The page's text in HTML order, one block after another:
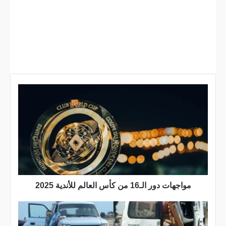
ا
ت
و
ل
ـ
مواجهات دور الـ16 من كأس العالم للأندية 2025
ع